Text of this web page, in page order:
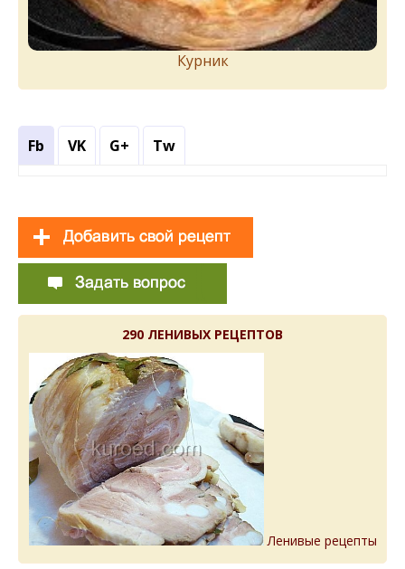
Курник
Fb VK G+ Tw
290 ЛЕНИВЫХ РЕЦЕПТОВ
Ленивые рецепты